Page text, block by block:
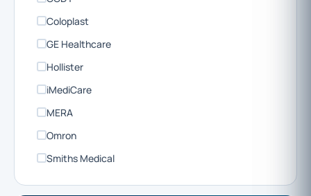
Coloplast
GE Healthcare
Hollister
iMediCare
MERA
Omron
Smiths Medical